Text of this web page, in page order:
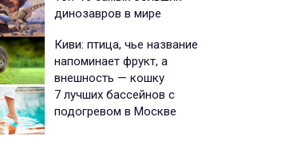
динозавров в мире
Киви: птица, чье название
напоминает фрукт, а
внешность — кошку
7 лучших бассейнов с
подогревом в Москве